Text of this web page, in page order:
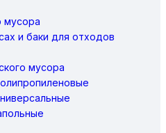
мусора
и баки для отходов
мусора